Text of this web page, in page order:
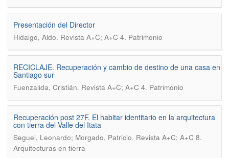
Presentación del Director
Hidalgo, Aldo. Revista A+C; A+C 4. Patrimonio
RECICLAJE. Recuperación y cambio de destino de una casa en
Santiago sur
Fuenzalida, Cristián. Revista A+C; A+C 4. Patrimonio
Recuperación post 27F. El habitar identitario en la arquitectura
con tierra del Valle del Itata
Seguel, Leonardo; Morgado, Patricio. Revista A+C; A+C 8.
Arquitecturas en tierra